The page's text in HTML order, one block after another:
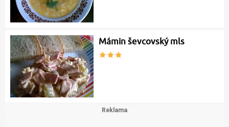
Mámin ševcovský mls